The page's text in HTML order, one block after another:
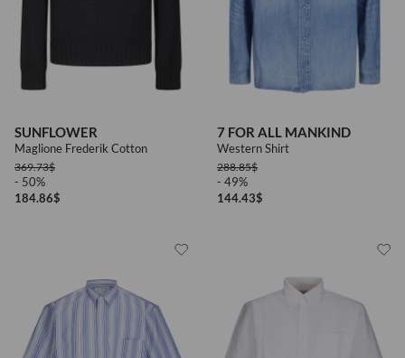
SUNFLOWER
Maglione Frederik Cotton
369.73$
- 50%
184.86$
7 FOR ALL MANKIND
Western Shirt
288.85$
- 49%
144.43$